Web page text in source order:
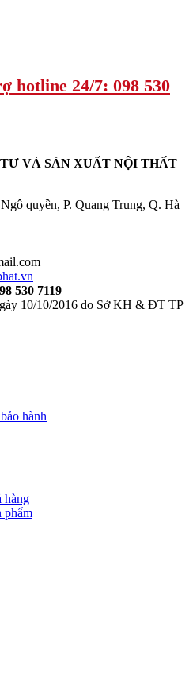
hotline 24/7: 098 530
VÀ SẢN XUẤT NỘI THẤT
quyền, P. Quang Trung, Q. Hà
530 7119
10/10/2016 do Sở KH & ĐT TP
hành
hàng
phẩm